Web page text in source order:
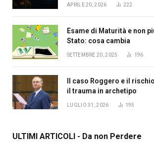
APRILE 20, 2026 222
Esame di Maturità e non
Stato: cosa cambia
SETTEMBRE 20, 2025 196
Il caso Roggero e il
il trauma in archetipo
LUGLIO 31, 2026 195
ULTIMI ARTICOLI - Da non Perdere